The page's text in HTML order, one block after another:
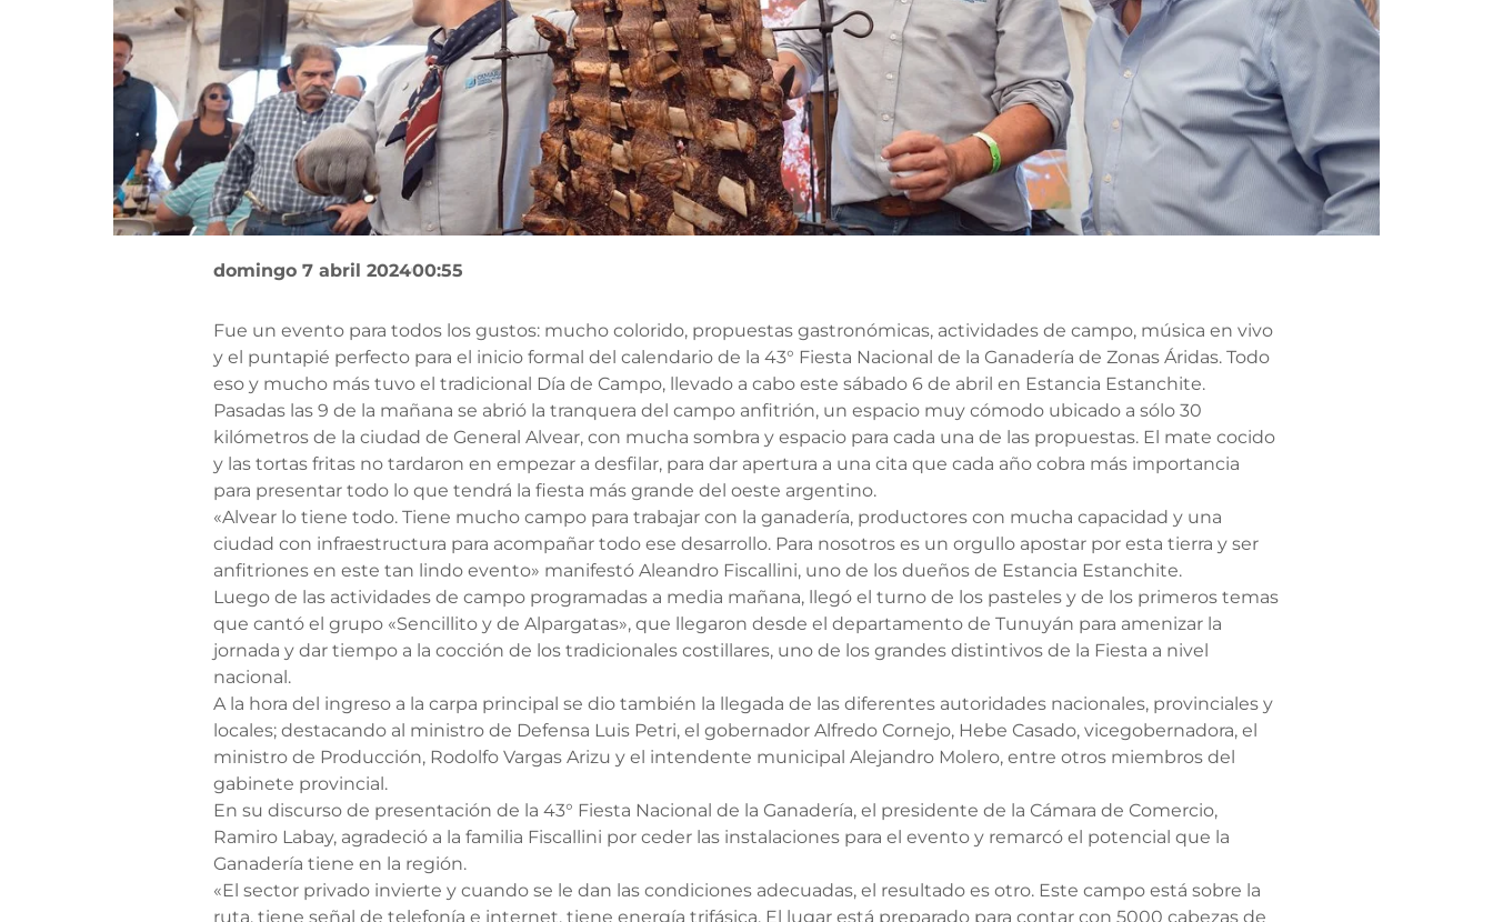
domingo 7 abril 202400:55
Fue un evento para todos los gustos: mucho colorido, propuestas gastronómicas, actividades de campo, música en vivo
y el puntapié perfecto para el inicio formal del calendario de la 43° Fiesta Nacional de la Ganadería de Zonas Áridas. Todo
eso y mucho más tuvo el tradicional Día de Campo, llevado a cabo este sábado 6 de abril en Estancia Estanchite.
Pasadas las 9 de la mañana se abrió la tranquera del campo anfitrión, un espacio muy cómodo ubicado a sólo 30
kilómetros de la ciudad de General Alvear, con mucha sombra y espacio para cada una de las propuestas. El mate cocido
y las tortas fritas no tardaron en empezar a desfilar, para dar apertura a una cita que cada año cobra más importancia
para presentar todo lo que tendrá la fiesta más grande del oeste argentino.
«Alvear lo tiene todo. Tiene mucho campo para trabajar con la ganadería, productores con mucha capacidad y una
ciudad con infraestructura para acompañar todo ese desarrollo. Para nosotros es un orgullo apostar por esta tierra y ser
anfitriones en este tan lindo evento» manifestó Aleandro Fiscallini, uno de los dueños de Estancia Estanchite.
Luego de las actividades de campo programadas a media mañana, llegó el turno de los pasteles y de los primeros temas
que cantó el grupo «Sencillito y de Alpargatas», que llegaron desde el departamento de Tunuyán para amenizar la
jornada y dar tiempo a la cocción de los tradicionales costillares, uno de los grandes distintivos de la Fiesta a nivel
nacional.
A la hora del ingreso a la carpa principal se dio también la llegada de las diferentes autoridades nacionales, provinciales y
locales; destacando al ministro de Defensa Luis Petri, el gobernador Alfredo Cornejo, Hebe Casado, vicegobernadora, el
ministro de Producción, Rodolfo Vargas Arizu y el intendente municipal Alejandro Molero, entre otros miembros del
gabinete provincial.
En su discurso de presentación de la 43° Fiesta Nacional de la Ganadería, el presidente de la Cámara de Comercio,
Ramiro Labay, agradeció a la familia Fiscallini por ceder las instalaciones para el evento y remarcó el potencial que la
Ganadería tiene en la región.
«El sector privado invierte y cuando se le dan las condiciones adecuadas, el resultado es otro. Este campo está sobre la
ruta, tiene señal de telefonía e internet, tiene energía trifásica. El lugar está preparado para contar con 5000 cabezas de